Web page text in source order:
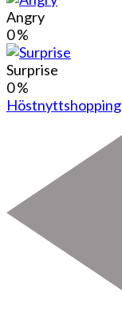
Angry
0%
Surprise
0%
Höstnyttshopping